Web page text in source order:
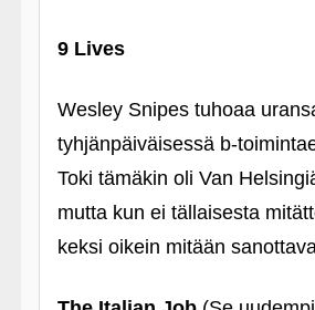
9 Lives
Wesley Snipes tuhoaa
tyhjänpäiväisessä b-
Toki tämäkin oli Van
mutta kun ei tällaisesta
keksi oikein mitään